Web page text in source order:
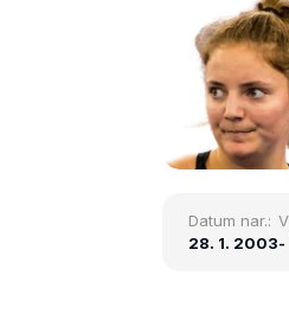
Datum nar.:
28. 1. 2003-